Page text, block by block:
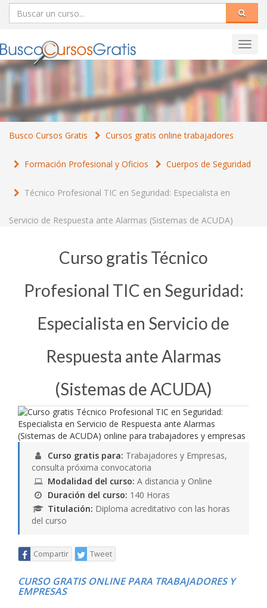
Busco Cursos Gratis Cursos gratis online trabajadores
Formación Profesional y Oficios Cuerpos de Seguridad
Técnico Profesional TIC en Seguridad: Especialista en
Servicio de Respuesta ante Alarmas (Sistemas de ACUDA)
Curso gratis Técnico
Profesional TIC en Seguridad:
Especialista en Servicio de
Respuesta ante Alarmas
(Sistemas de ACUDA)
Curso gratis para: Trabajadores y Empresas,
consulta próxima convocatoria
Modalidad del curso: A distancia y Online
Duración del curso: 140 Horas
Titulación: Diploma acreditativo con las horas
del curso
Compartir Tweet
CURSO GRATIS ONLINE PARA TRABAJADORES Y
EMPRESAS